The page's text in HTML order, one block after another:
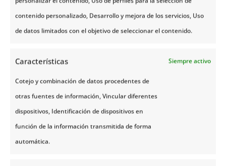
contenido personalizado, Desarrollo y mejora de los servicios, Uso
de datos limitados con el objetivo de seleccionar el contenido.
Características Siempre activo
Cotejo y combinación de datos procedentes de
otras fuentes de información, Vincular diferentes
dispositivos, Identificación de dispositivos en
función de la información transmitida de forma
automática.
Cancelación
surgen imprevistos
que nos obligan a cancelar
por Noruega o nuestra visita a las
tierras escandinavas, es por ello